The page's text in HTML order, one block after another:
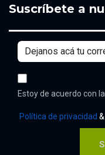
Suscríbete a
Estoy de acuerdo con
Política de privacidad &